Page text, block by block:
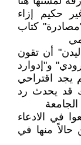
حكيم إزاء
كتاب
أن تقون
و"إدوارد
يجد اقتراحي
قد يحدث رد
في الادعاء
حالاً منها في